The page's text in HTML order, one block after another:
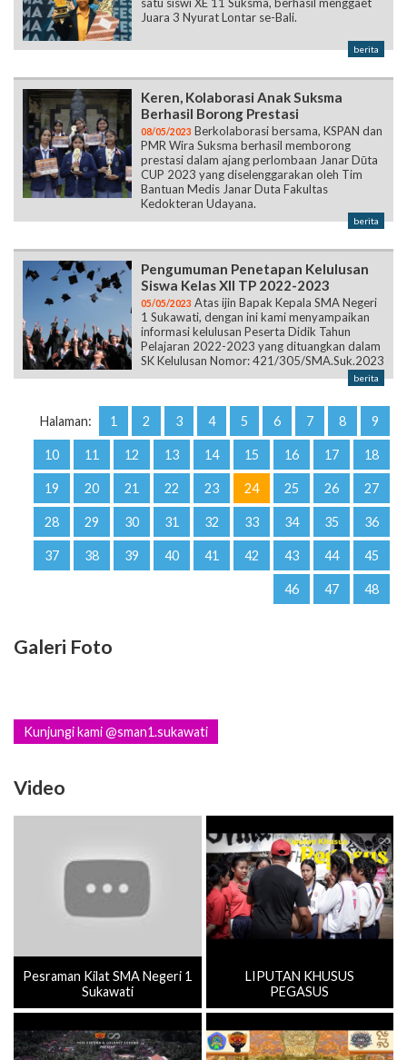
Juara 3 Nyurat Lontar se-Bali.
berita
Keren, Kolaborasi Anak Suksma
Berhasil Borong Prestasi
08/05/2023 Berkolaborasi bersama, KSPAN dan
PMR Wira Suksma berhasil memborong
prestasi dalam ajang perlombaan Janar Dūta
CUP 2023 yang diselenggarakan oleh Tim
Bantuan Medis Janar Duta Fakultas
Kedokteran Udayana.
berita
Pengumuman Penetapan Kelulusan
Siswa Kelas XII TP 2022-2023
05/05/2023 Atas ijin Bapak Kepala SMA Negeri
1 Sukawati, dengan ini kami menyampaikan
informasi kelulusan Peserta Didik Tahun
Pelajaran 2022-2023 yang dituangkan dalam
SK Kelulusan Nomor: 421/305/SMA.Suk.2023
berita
Halaman: 1 2 3 4 5 6 7 8 9
10 11 12 13 14 15 16 17 18
19 20 21 22 23 24 25 26 27
28 29 30 31 32 33 34 35 36
37 38 39 40 41 42 43 44 45
46 47 48
Galeri Foto
Kunjungi kami @sman1.sukawati
Video
Pesraman Kilat SMA Negeri 1
Sukawati
LIPUTAN KHUSUS
PEGASUS